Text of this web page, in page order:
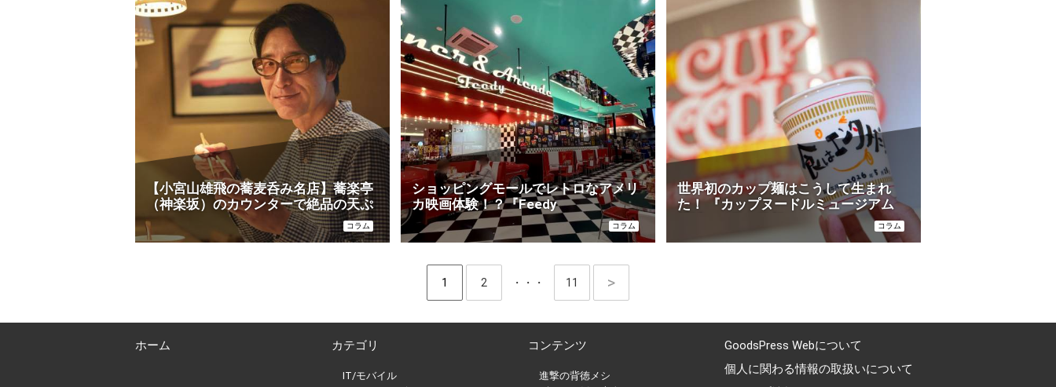
【小宮山雄飛の蕎麦呑み名店】蕎楽亭
（神楽坂）のカウンターで絶品の天ぷ
らを味わう
コラム
ショッピングモールでレトロなアメリ
カ映画体験！？『Feedy
Diner&Arcade 茨木』が楽しすぎるワ
ケ
コラム
世界初のカップ麺はこうして生まれ
た！ 『カップヌードルミュージアム
横浜』で学ぶ発想のヒント
コラム
グ
page
1 page
2 ・・・ page
11
ホーム カテゴリ
IT/モバイル
コンテンツ
進撃の背徳メシ
GoodsPress Webについて
個人に関わる情報の取扱いについて